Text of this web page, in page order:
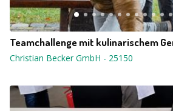
Teamchallenge mit kulinarischem
Christian Becker GmbH - 25150